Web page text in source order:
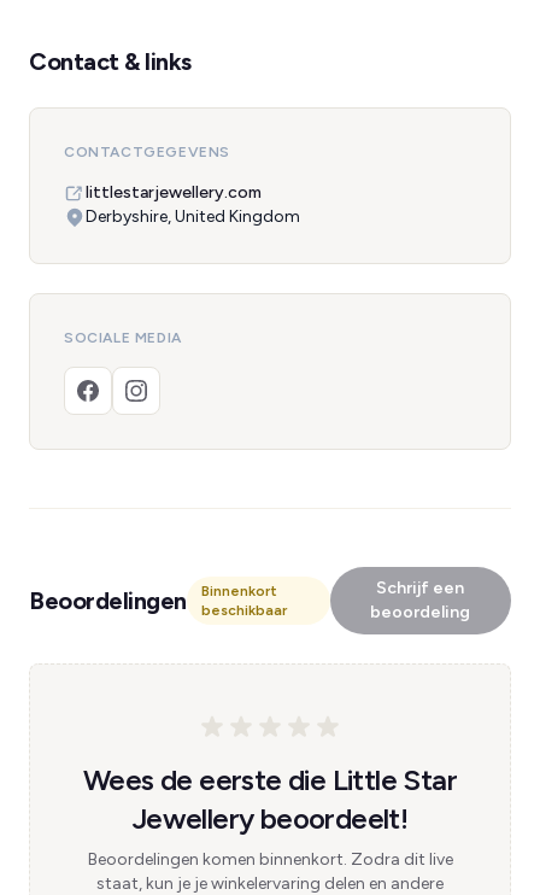
Contact & links
CONTACTGEGEVENS
littlestarjewellery.com
Derbyshire, United Kingdom
SOCIALE MEDIA
Beoordelingen
Binnenkort
beschikbaar
Schrijf een
beoordeling
Wees de eerste die Little Star
Jewellery beoordeelt!
Beoordelingen komen binnenkort. Zodra dit live
staat, kun je je winkelervaring delen en andere